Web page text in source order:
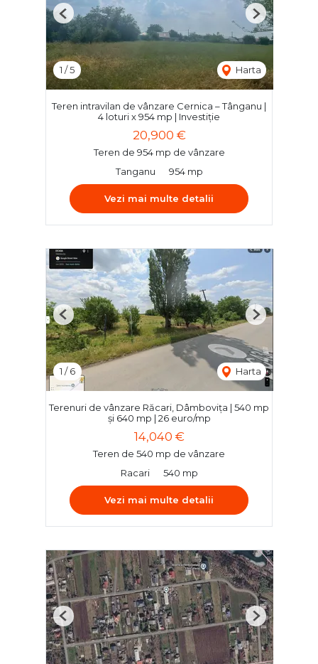
1 /5 Harta
Previous Next
Teren intravilan de vânzare Cernica – Tânganu |
4 loturi x 954 mp | Investiție
20,900 €
Teren de 954 mp de vânzare
Tanganu
954 mp
Vezi mai multe detalii
1 /6 Harta
Previous Next
Terenuri de vânzare Răcari, Dâmbovița | 540 mp
și 640 mp | 26 euro/mp
14,040 €
Teren de 540 mp de vânzare
Racari
540 mp
Vezi mai multe detalii
Previous Next